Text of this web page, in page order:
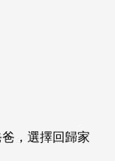
，選擇回歸家